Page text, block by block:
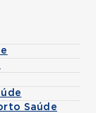
Saúde